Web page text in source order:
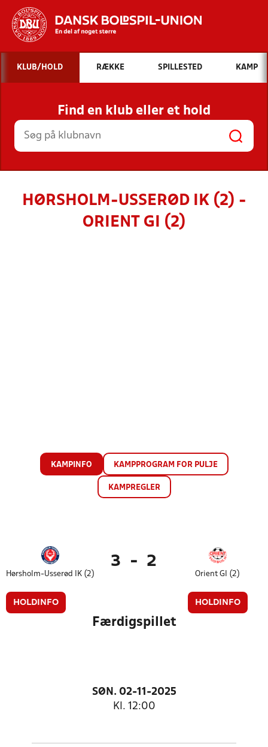
Hvad vil du søge efter?
INDHOLD OG NYHEDER
STILLINGER, RESULTATER, KLUBBER OG
HOLD
KLUB/HOLD RÆKKE SPILLESTED KAMP
Find en klub eller et hold
HØRSHOLM-USSERØD IK (2) -
ORIENT GI (2)
KAMPINFO KAMPPROGRAM FOR PULJE
KAMPREGLER
Hørsholm-Usserød IK (2)
HOLDINFO
3 - 2
Orient GI (2)
HOLDINFO
Færdigspillet
SØN. 02-11-2025
Kl. 12:00